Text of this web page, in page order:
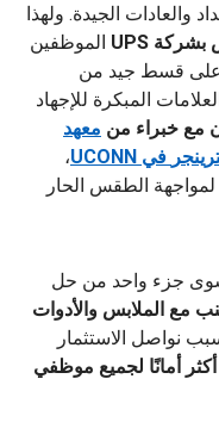
والعادات الجيدة. ولهذا
الموظفين
على قسط جيد من
المبكرة للإجهاد
مع خبراء من معهد
في UCONN
،
الطقس الحار
سوى جزء واحد من حل
مع الملابس والأدوات
نواصل الاستثمار
أمانًا لجميع موظفي